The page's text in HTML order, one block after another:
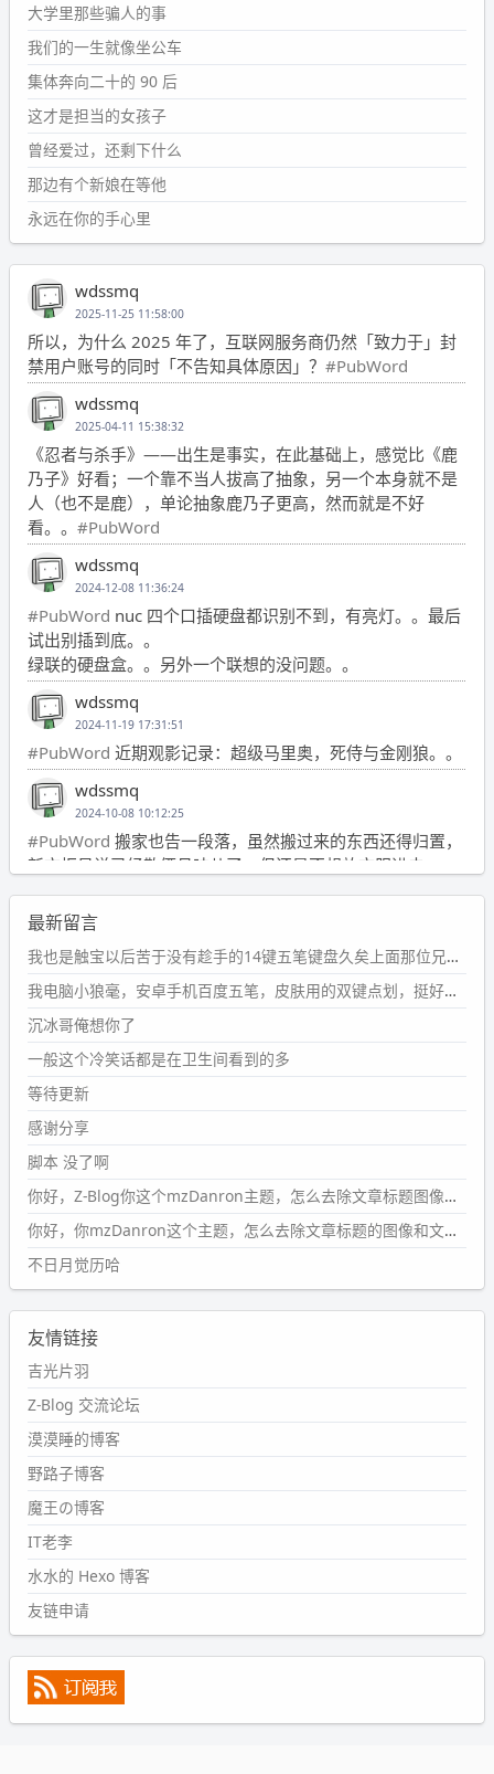
大学里那些骗人的事
我们的一生就像坐公车
集体奔向二十的 90 后
这才是担当的女孩子
曾经爱过，还剩下什么
那边有个新娘在等他
永远在你的手心里
wdssmq
2025-11-25 11:58:00
所以，为什么 2025 年了，互联网服务商仍然「致力于」封
禁用户账号的同时「不告知具体原因」？ #PubWord
wdssmq
2025-04-11 15:38:32
《忍者与杀手》——出生是事实，在此基础上，感觉比《鹿
乃子》好看；一个靠不当人拔高了抽象，另一个本身就不是
人（也不是鹿），单论抽象鹿乃子更高，然而就是不好
看。。 #PubWord
wdssmq
2024-12-08 11:36:24
#PubWord nuc 四个口插硬盘都识别不到，有亮灯。。最后
试出别插到底。。
绿联的硬盘盒。。另外一个联想的没问题。。
wdssmq
2024-11-19 17:31:51
#PubWord 近期观影记录：超级马里奥，死侍与金刚狼。。
wdssmq
2024-10-08 10:12:25
#PubWord 搬家也告一段落，虽然搬过来的东西还得归置，
新衣柜虽说已经散俩月味儿了，但还是不想放衣服进去。
wdssmq
2024-09-23 21:00:49
#PubWord要不我每年汇总整理一次？？碎雨集_沉冰浮水_
第1页https://www.wdssmq.com/tag/%E7%A2%8E%E9%9
B%A8%E9%9B%86/
wdssmq
2024-09-23 20:58:40
#PubWord
条嘟？？？？
wdssmq
2024-09-15 10:32:07
#PubWordVSCode 内 git 操作卡住的时候没办法主动取消
一直是个痛点，一般都是推送或拉取，今天连提交都卡
了。。
wdssmq
2024-09-11 08:45:43
#PubWord
然后天凉了，为了应对踢被子买了睡袋，不知道 1.2 米会不
会略窄。。
wdssmq
2024-09-09 19:43:00
#PubWord
表，21 年 11 月底发现 B 站上线了这部，直到前几天才看
完，还是分两次看的。。接下来有五项是 2019 年的，都是
电影 —— 略长的待办列表。。
最新留言
我也是触宝以后苦于没有趁手的14键五笔键盘久矣上面那位兄台用的百度双键点划布局我也用过很久，那个皮肤做得很粗糙，个别键位的触发区域是错位的，快速打字时很容易出错，修改它的皮肤文件校正后勉强能用，但早年出的皮肤分辨率太低，实在谈不上美观。百度小米定制版的商店里有一个"小黑板"皮肤还不错(百度官方输入法商店里没有)，但那个风格我不喜欢这两天找到了一个叫"森林集"的公众号，开发了海量的皮肤，很多都有14键版本，付费但很便宜，几块钱，终于有自己满意的输入法了搜了一下，这个工作室还是百度的官方合作伙伴，不知道为什么14键作品都不在官方商店上架，难道是百度官方在刻意放弃14键？
我电脑小狼毫，安卓手机百度五笔，皮肤用的双键点划，挺好的。
沉冰哥俺想你了
一般这个冷笑话都是在卫生间看到的多
等待更新
感谢分享
脚本 没了啊
你好，Z-Blog你这个mzDanron主题，怎么去除文章标题图像和文章摘要，仅显示标题，感谢回复！
你好，你mzDanron这个主题，怎么去除文章标题的图像和文章摘要！仅显示标题，感谢回复解决！
不日月觉历哈
友情链接
吉光片羽
Z-Blog 交流论坛
漠漠睡的博客
野路子博客
魔王の博客
IT老李
水水的 Hexo 博客
友链申请